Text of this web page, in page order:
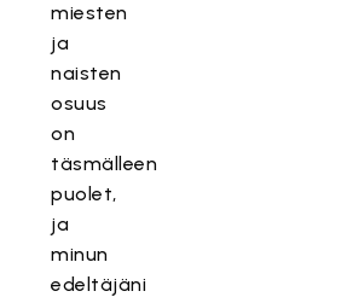
miesten
ja
naisten
osuus
on
täsmälleen
puolet,
ja
minun
edeltäjäni